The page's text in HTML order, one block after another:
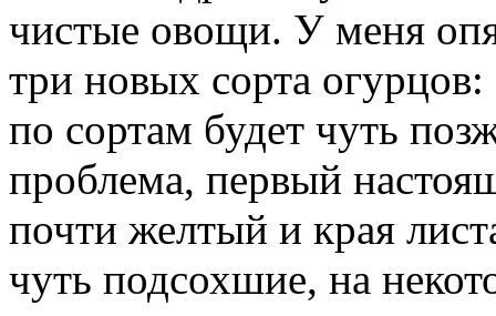
чистые овощи. У меня
три новых сорта
по сортам будет чуть
проблема, первый
почти желтый и края
чуть подсохшие, на